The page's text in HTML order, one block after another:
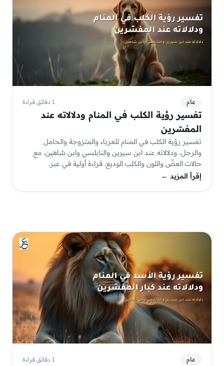
عام 1 دقائق قراءة
تفسير رؤية الكلب في المنام ودلالاته عند
المفسّرين
تفسير رؤية الكلب في المنام للعزباء والمتزوجة والحامل
والرجل، ودلالاته عند ابن سيرين والنابلسي وابن شاهين، مع
حالات العضّ واللون والكلب الوديع. قراءة أولية في عبر.
إقرأ المزيد ←
عام 1 دقائق قراءة